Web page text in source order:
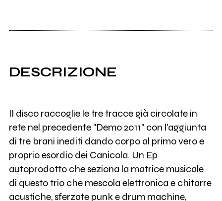
DESCRIZIONE
Il disco raccoglie le tre tracce già circolate in
rete nel precedente "Demo 2011" con l'aggiunta
di tre brani inediti dando corpo al primo vero e
proprio esordio dei Canicola. Un Ep
autoprodotto che seziona la matrice musicale
di questo trio che mescola elettronica e chitarre
acustiche, sferzate punk e drum machine,